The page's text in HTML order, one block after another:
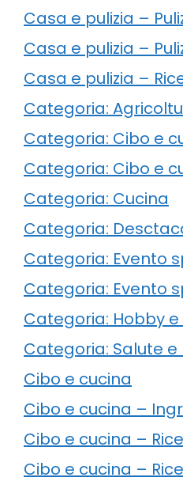
Casa e pulizia –
Casa e pulizia –
Casa e pulizia –
Categoria:
Categoria: Cibo e
Categoria: Cibo e
Categoria: Cucina
Categoria:
Categoria: Evento
Categoria: Evento
Categoria: Hobby
Categoria: Salute
Cibo e cucina
Cibo e cucina –
Cibo e cucina –
Cibo e cucina –